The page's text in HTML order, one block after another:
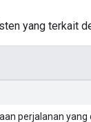
yang terkait
perjalanan yang